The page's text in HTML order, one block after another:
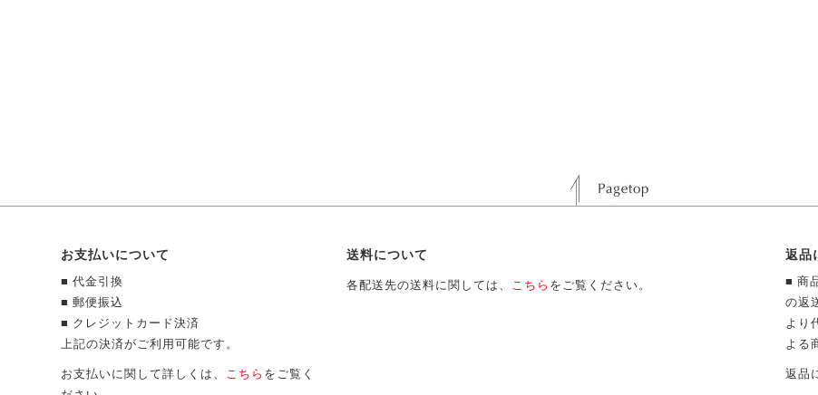
お支払いについて
■ 代金引換
■ 郵便振込
■ クレジットカード決済
上記の決済がご利用可能です。
お支払いに関して詳しくは、 こちら をご覧く
送料について
各配送先の送料に関しては、 こちら をご覧ください。
返品
■ 商
の返
より
よる
返品